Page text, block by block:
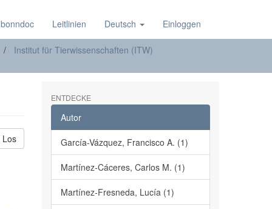
Leitlinien Deutsch Einloggen
Institut für Tierwissenschaften (ITW)
Los
ENTDECKE
Autor
García-Vázquez, Francisco A. (1)
Martínez-Cáceres, Carlos M. (1)
Martínez-Fresneda, Lucía (1)